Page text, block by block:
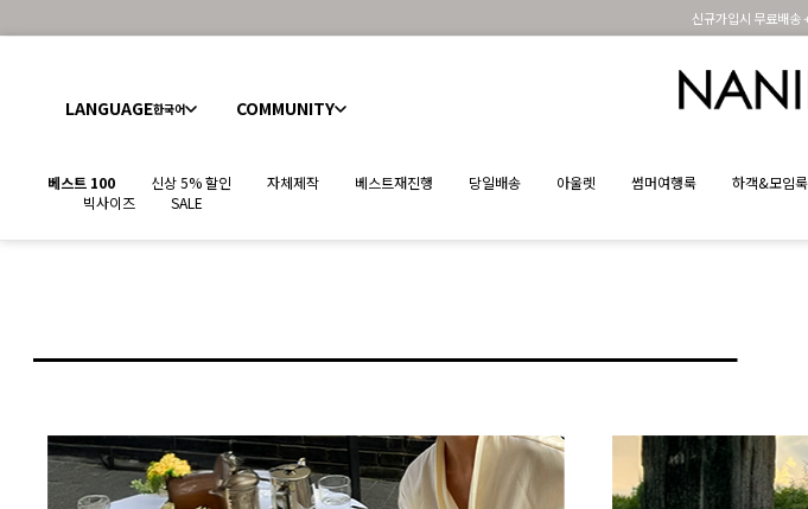
휴면 해제시 무
LANGUAGE한국어 COMMUNITY
베스트 100 신상 5% 할인 자체제작 베스트재진행 당일배송 아울렛 썸머여행룩 하객&모임룩
빅사이즈
SALE